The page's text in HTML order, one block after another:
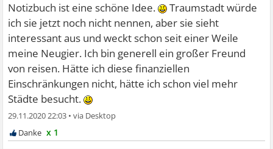
Notizbuch ist eine schöne Idee.
Traumstadt würde
ich sie jetzt noch nicht nennen, aber sie sieht
interessant aus und weckt schon seit einer Weile
meine Neugier. Ich bin generell ein großer Freund
von reisen. Hätte ich diese finanziellen
Einschränkungen nicht, hätte ich schon viel mehr
Städte besucht.
29.11.2020 22:03 •
x 1